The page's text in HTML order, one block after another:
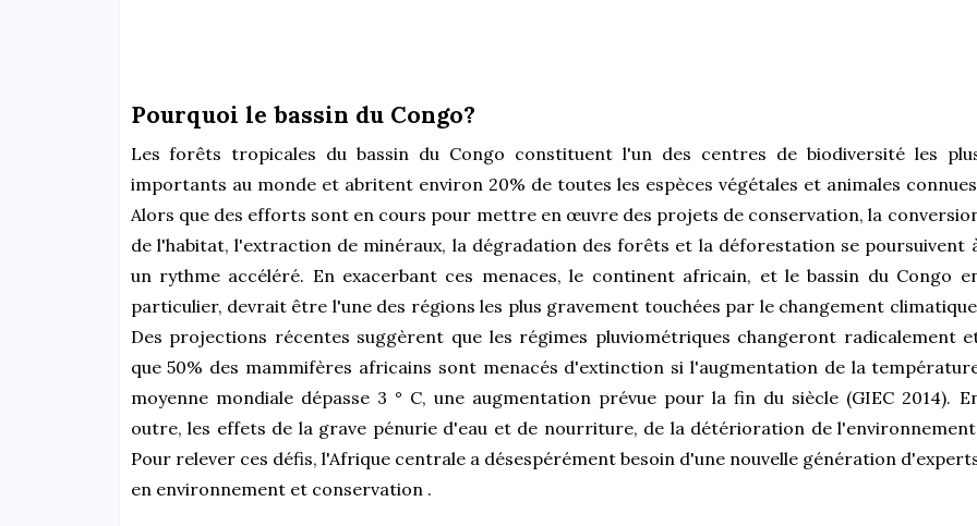
Pourquoi le bassin du Congo?
Les forêts tropicales du bassin du Congo constituent l'un des centres de biodiversité les
importants au monde et abritent environ 20% de toutes les espèces végétales et animales
Alors que des efforts sont en cours pour mettre en œuvre des projets de conservation, la
de l'habitat, l'extraction de minéraux, la dégradation des forêts et la déforestation se poursuivent
un rythme accéléré. En exacerbant ces menaces, le continent africain, et le bassin du Congo
particulier, devrait être l'une des régions les plus gravement touchées par le changement
Des projections récentes suggèrent que les régimes pluviométriques changeront radicalement
que 50% des mammifères africains sont menacés d'extinction si l'augmentation de la
moyenne mondiale dépasse 3 ° C, une augmentation prévue pour la fin du siècle (GIEC 2014).
outre, les effets de la grave pénurie d'eau et de nourriture, de la détérioration de
Pour relever ces défis, l'Afrique centrale a désespérément besoin d'une nouvelle génération
en environnement et conservation .